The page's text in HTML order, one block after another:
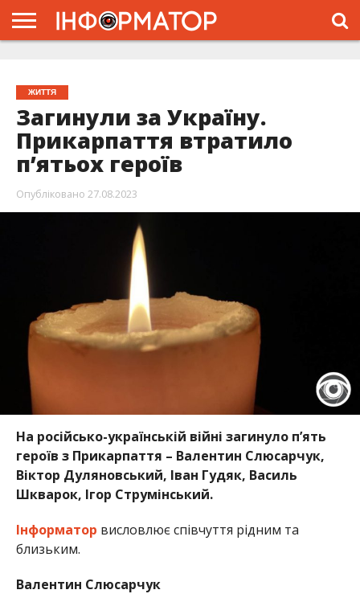
ЖИТТЯ
Загинули за Україну.
Прикарпаття втратило
п’ятьох героїв
Опубліковано 27.08.2023
На російсько-українській війні загинуло п’ять
героїв з Прикарпаття – Валентин Слюсарчук,
Віктор Дуляновський, Іван Гудяк, Василь
Шкварок, Ігор Струмінський.
Інформатор висловлює співчуття рідним та
близьким.
Валентин Слюсарчук